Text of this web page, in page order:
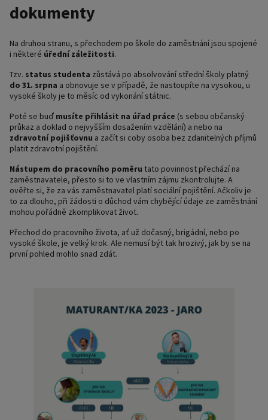
dokumenty
Na druhou stranu, s přechodem po škole do zaměstnání jsou spojené
i některé úřední záležitosti.
Tzv. status studenta zůstává po absolvování střední školy platný
do 31. srpna a obnovuje se v případě, že nastoupíte na vysokou, u
vysoké školy je to měsíc od vykonání státnic.
Poté se buď musíte přihlásit na úřad práce (s sebou občanský
průkaz a doklad o nejvyšším dosažením vzdělání) a nebo na
zdravotní pojišťovnu a začít si coby osoba bez zdanitelných příjmů
platit zdravotní pojištění.
Nástupem do pracovního poměru tato povinnost přechází na
zaměstnavatele, přesto si to ve vlastním zájmu zkontrolujte. A
ověřte si, že za vás zaměstnavatel platí sociální pojištění. Ačkoliv je
to za dlouho, při žádosti o důchod vám chybějící údaje ze zaměstnání
mohou pořádně zkomplikovat život.
Přechod do pracovního života, ať už dočasný, brigádní, nebo po
vysoké škole, je velký krok. Ale nemusí být tak hrozivý, jak by se na
první pohled mohlo snad zdát.